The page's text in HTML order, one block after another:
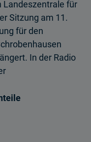
Landeszentrale für
Sitzung am 11.
für den
In der Radio